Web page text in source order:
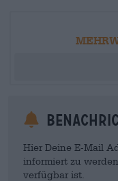
Hier Deine E-Mail
informiert zu
verfügbar ist.